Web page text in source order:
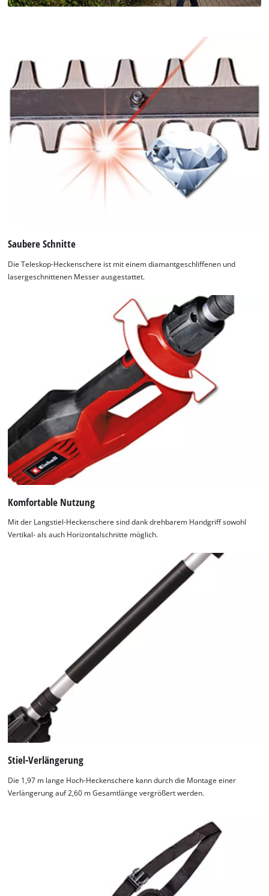
Saubere Schnitte
Die Teleskop-Heckenschere ist mit einem diamantgeschliffenen und
lasergeschnittenen Messer ausgestattet.
Komfortable Nutzung
Mit der Langstiel-Heckenschere sind dank drehbarem Handgriff sowohl
Vertikal- als auch Horizontalschnitte möglich.
Stiel-Verlängerung
Die 1,97 m lange Hoch-Heckenschere kann durch die Montage einer
Verlängerung auf 2,60 m Gesamtlänge vergrößert werden.